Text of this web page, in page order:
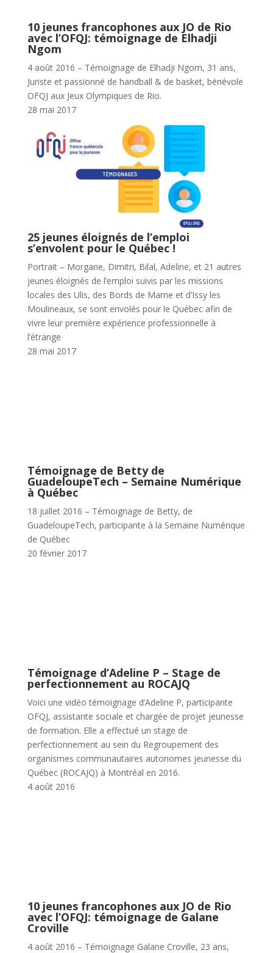
10 jeunes francophones aux JO de Rio
avec l’OFQJ: témoignage de Elhadji
Ngom
4 août 2016 – Témoignage de Elhadji Ngom, 31 ans,
Juriste et passionné de handball & de basket, bénévole
OFQJ aux Jeux Olympiques de Rio.
28 mai 2017
25 jeunes éloignés de l’emploi
s’envolent pour le Québec !
Portrait – Morgane, Dimitri, Bilal, Adeline, et 21 autres
jeunes éloignés de l’emploi suivis par les missions
locales des Ulis, des Bords de Marne et d’Issy les
Moulineaux, se sont envolés pour le Québec afin de
vivre leur première expérience professionnelle à
l’étrange
28 mai 2017
Témoignage de Betty de
GuadeloupeTech – Semaine Numérique
à Québec
18 juillet 2016 – Témoignage de Betty, de
GuadeloupeTech, participante à la Semaine Numérique
de Québec
20 février 2017
Témoignage d’Adeline P – Stage de
perfectionnement au ROCAJQ
Voici une vidéo témoignage d’Adeline P, participante
OFQJ, assistante sociale et chargée de projet jeunesse
de formation. Elle a effectué un stage de
perfectionnement au sein du Regroupement des
organismes communautaires autonomes jeunesse du
Québec (ROCAJQ) à Montréal en 2016.
4 août 2016
10 jeunes francophones aux JO de Rio
avec l’OFQJ: témoignage de Galane
Croville
4 août 2016 – Témoignage Galane Croville, 23 ans,